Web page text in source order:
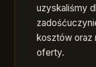
uzyskaliśmy
kosztów
oferty.